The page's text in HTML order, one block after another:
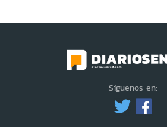
Síguenos en: